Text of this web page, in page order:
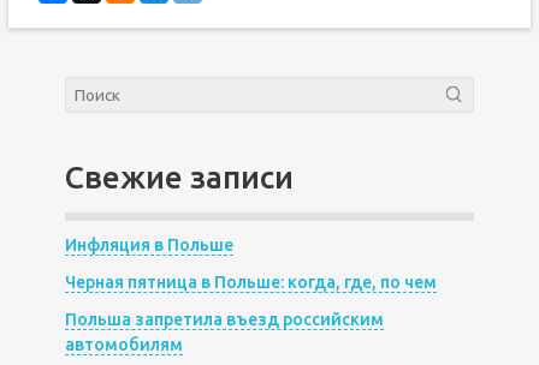
Свежие записи
Инфляция в Польше
Черная пятница в Польше: когда, где, по чем
Польша запретила въезд российским
автомобилям